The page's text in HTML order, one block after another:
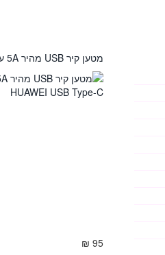
מטען קיר USB מהיר 5A עם כבל HUAWEI USB Type-C
95 ₪